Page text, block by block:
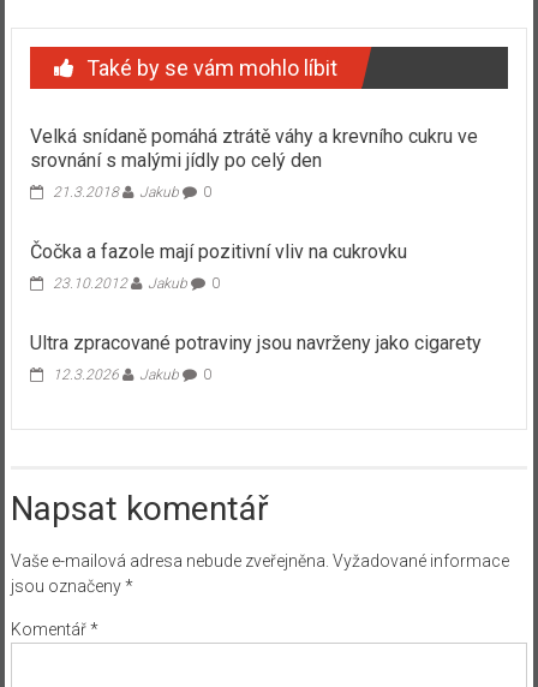
Také by se vám mohlo líbit
Velká snídaně pomáhá ztrátě váhy a krevního cukru ve
srovnání s malými jídly po celý den
21.3.2018 Jakub 0
Čočka a fazole mají pozitivní vliv na cukrovku
23.10.2012 Jakub 0
Ultra zpracované potraviny jsou navrženy jako cigarety
12.3.2026 Jakub 0
Napsat komentář
Vaše e-mailová adresa nebude zveřejněna. Vyžadované informace
jsou označeny*
Komentář*